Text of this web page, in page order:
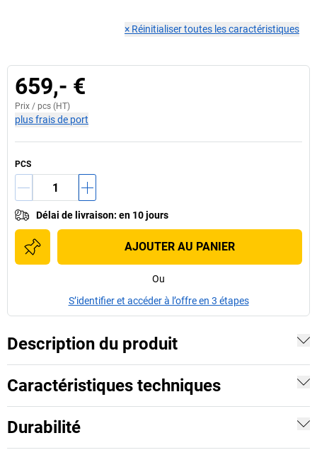
× Réinitialiser toutes les caractéristiques
659,- €
Prix / pcs (HT)
plus frais de port
PCS
Délai de livraison: en 10 jours
AJOUTER AU PANIER
Ou
S’identifier et accéder à l’offre en 3 étapes
Description du produit
Caractéristiques techniques
Durabilité